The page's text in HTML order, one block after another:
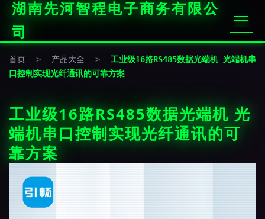
湖南先河智程电子商务有限公
司
首页 > 产品大全 >
工业级16路RS485数据光端机 光端机串
口控制实现光纤通讯的可靠方案
工业级16路RS485数据光端机 光
端机串口控制实现光纤通讯的可
靠方案